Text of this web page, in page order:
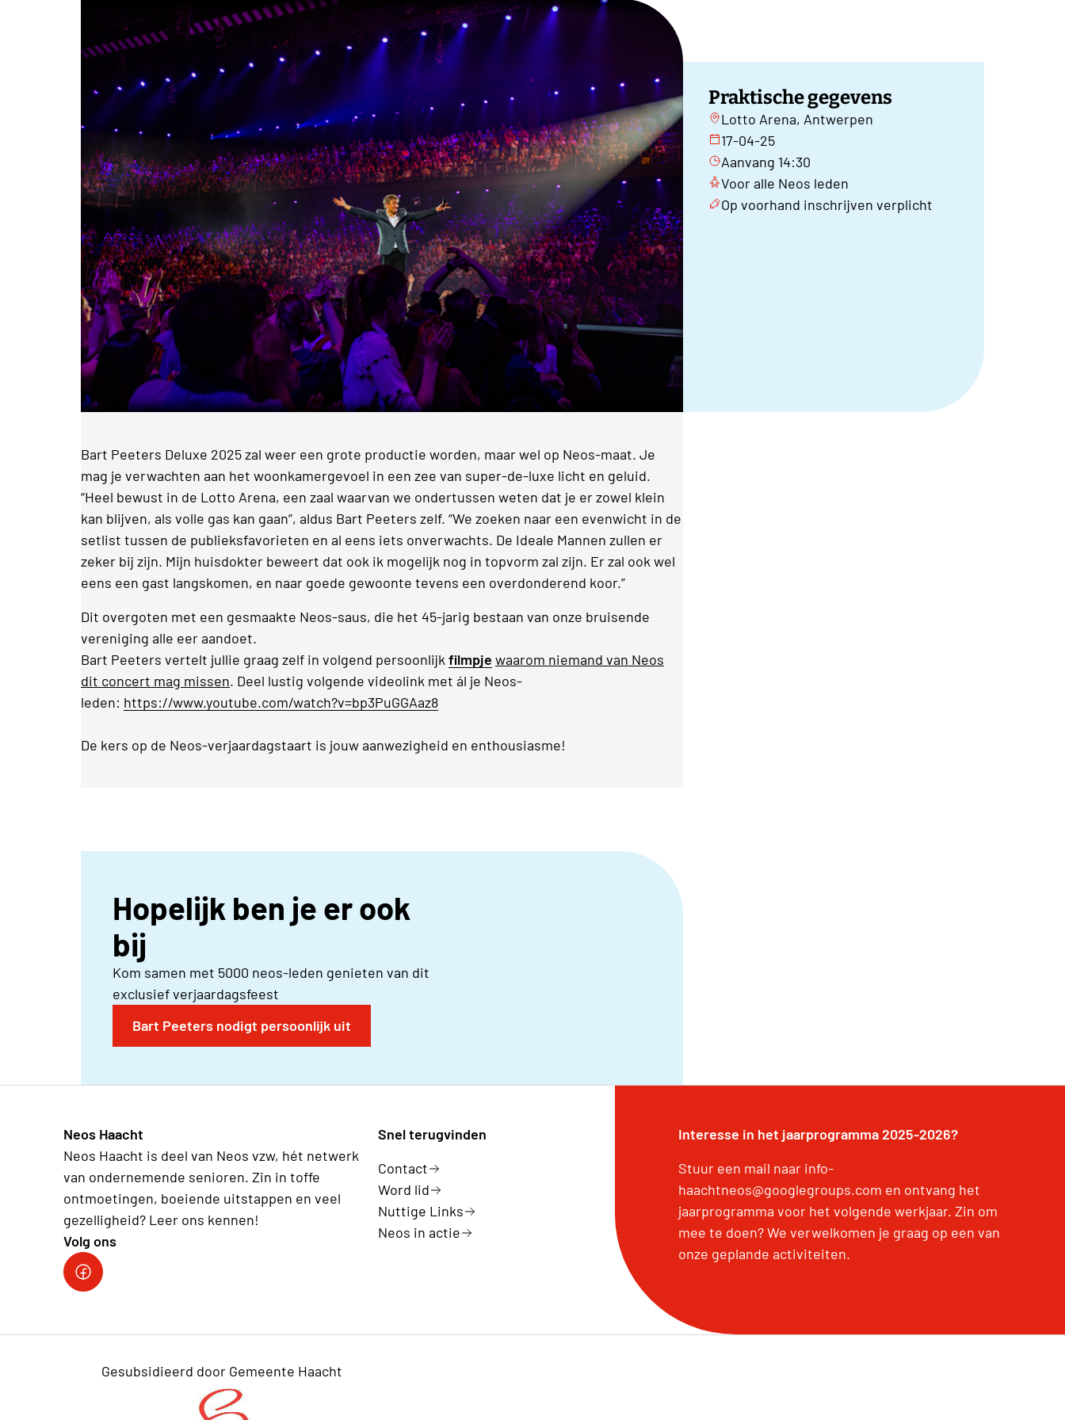
Praktische gegevens
Lotto Arena, Antwerpen
17-04-25
Aanvang 14:30
Voor alle Neos leden
Op voorhand inschrijven verplicht
Bart Peeters Deluxe 2025 zal weer een grote productie worden, maar wel op Neos-maat. Je
mag je verwachten aan het woonkamergevoel in een zee van super-de-luxe licht en geluid.
“Heel bewust in de Lotto Arena, een zaal waarvan we ondertussen weten dat je er zowel klein
kan blijven, als volle gas kan gaan”, aldus Bart Peeters zelf. “We zoeken naar een evenwicht in de
setlist tussen de publieksfavorieten en al eens iets onverwachts. De Ideale Mannen zullen er
zeker bij zijn. Mijn huisdokter beweert dat ook ik mogelijk nog in topvorm zal zijn. Er zal ook wel
eens een gast langskomen, en naar goede gewoonte tevens een overdonderend koor.”
Dit overgoten met een gesmaakte Neos-saus, die het 45-jarig bestaan van onze bruisende
vereniging alle eer aandoet.
Bart Peeters vertelt jullie graag zelf in volgend persoonlijk filmpje waarom niemand van Neos
dit concert mag missen. Deel lustig volgende videolink met ál je Neos-
leden: https://www.youtube.com/watch?v=bp3PuGGAaz8
De kers op de Neos-verjaardagstaart is jouw aanwezigheid en enthousiasme!
Hopelijk ben je er ook
bij
Kom samen met 5000 neos-leden genieten van dit
exclusief verjaardagsfeest
Bart Peeters nodigt persoonlijk uit
Neos Haacht
Neos Haacht is deel van Neos vzw, hét netwerk
van ondernemende senioren. Zin in toffe
ontmoetingen, boeiende uitstappen en veel
gezelligheid? Leer ons kennen!
Volg ons
Facebook pagina Haacht
Snel terugvinden
Contact
Word lid
Nuttige Links
Neos in actie
Interesse in het jaarprogramma 2025-2026?
Stuur een mail naar info-
haachtneos@googlegroups.com en ontvang het
jaarprogramma voor het volgende werkjaar. Zin om
mee te doen? We verwelkomen je graag op een van
onze geplande activiteiten.
Gesubsidieerd door Gemeente Haacht